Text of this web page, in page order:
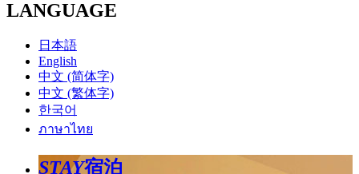
LANGUAGE
日本語
English
中文 (简体字)
中文 (繁体字)
한국어
ภาษาไทย
STAY宿泊